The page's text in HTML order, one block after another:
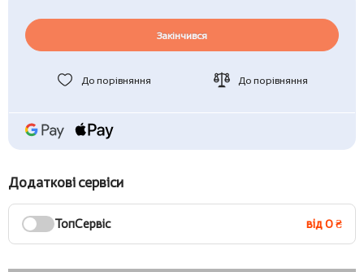
Закінчився
До порівняння До порівняння
Додаткові сервіси
ТопСервіс від 0 ₴